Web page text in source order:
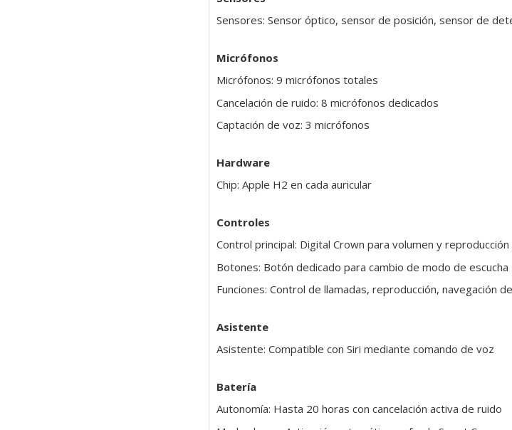
Sensores: Sensor óptico, sensor de posición, sensor de
Micrófonos
Micrófonos: 9 micrófonos totales
Cancelación de ruido: 8 micrófonos dedicados
Captación de voz: 3 micrófonos
Hardware
Chip: Apple H2 en cada auricular
Controles
Control principal: Digital Crown para volumen y reproducción
Botones: Botón dedicado para cambio de modo de escucha
Funciones: Control de llamadas, reproducción, navegación
Asistente
Asistente: Compatible con Siri mediante comando de voz
Batería
Autonomía: Hasta 20 horas con cancelación activa de ruido